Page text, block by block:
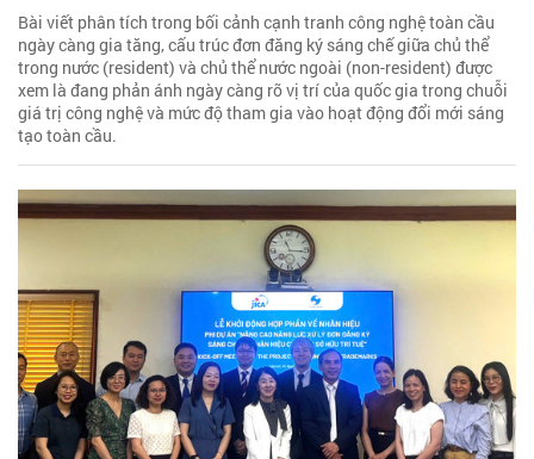
Bài viết phân tích trong bối cảnh cạnh tranh công nghệ toàn cầu
ngày càng gia tăng, cấu trúc đơn đăng ký sáng chế giữa chủ thể
trong nước (resident) và chủ thể nước ngoài (non-resident) được
xem là đang phản ánh ngày càng rõ vị trí của quốc gia trong chuỗi
giá trị công nghệ và mức độ tham gia vào hoạt động đổi mới sáng
tạo toàn cầu.